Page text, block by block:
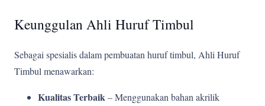
Keunggulan Ahli Huruf Timbul
Sebagai spesialis dalam pembuatan huruf timbul, Ahli Huruf
Timbul menawarkan:
Kualitas Terbaik– Menggunakan bahan akrilik